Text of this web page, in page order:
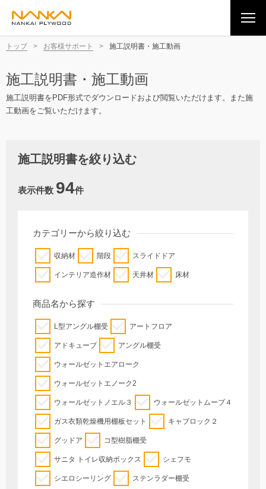
トップ > お客様サポート > 施工説明書・施工動画
施工説明書・施工動画
施工説明書をPDF形式でダウンロードおよび閲覧いただけます。また施
工動画をご覧いただけます。
施工説明書を絞り込む
表示件数 94件
カテゴリーから絞り込む
収納材 階段 スライドドア
インテリア造作材 天井材 床材
商品名から探す
L型アングル棚受 アートフロア
アドキューブ アングル棚受
ウォールゼットエアローク
ウォールゼットエノーク2
ウォールゼットノエル３ ウォールゼットムーブ４
ガス衣類乾燥機用棚板セット キャブロック２
グッドア コ型樹脂棚受
サニタ トイレ収納ボックス シェフモ
シエロシーリング ステンラダー棚受